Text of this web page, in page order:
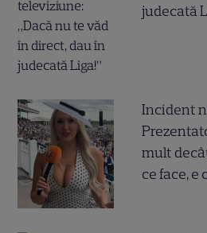
judecată
Incident
mult
ce face, e